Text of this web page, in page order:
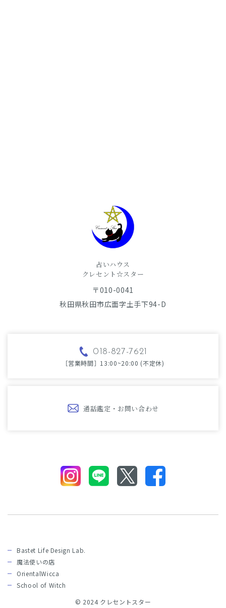
占いハウス
​​​​​​​クレセント☆スター
〒010-0041
秋田県秋田市広面字土手下94-D
018-827-7621
［営業時間］13:00~20:00 (不定休)
通話鑑定・お問い合わせ
Bastet Life Design Lab.
魔法使いの店
OrientalWicca
School of Witch
© 2024 クレセントスター